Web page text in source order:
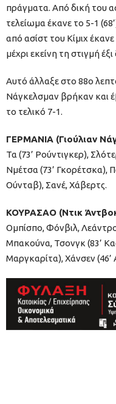
πράγματα. Από δική του
τελείωμα έκανε το 5-1
από ασίστ του Κίμιχ έκανε
μέχρι εκείνη τη στιγμή
Αυτό άλλαξε στο 88ο
Νάγκελσμαν βρήκαν και
το τελικό 7-1.
ΓΕΡΜΑΝΙΑ (Γιούλιαν
Τα (73’ Ρούντιγκερ),
Νμέτσα (73’ Γκορέτσκα),
Ούνταβ), Σανέ, Χάβερτς.
ΚΟΥΡΑΣΑΟ (Ντικ
Ομπίσπο, Φόνβιλ,
Μπακούνα, Τσονγκ (83’
Μαργκαρίτα), Χάνσεν (46’